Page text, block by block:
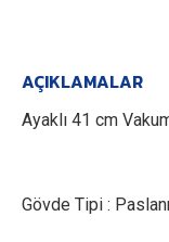
AÇIKLAMALAR
Ayaklı 41 cm
Gövde Tipi :